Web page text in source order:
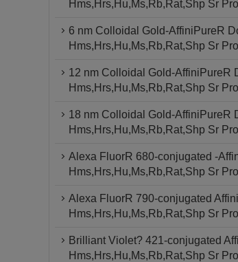
Hms,Hrs,Hu,Ms,Rb,Rat,Shp Sr
6 nm Colloidal Gold-AffiniPureR
Hms,Hrs,Hu,Ms,Rb,Rat,Shp Sr
12 nm Colloidal Gold-AffiniPureR
Hms,Hrs,Hu,Ms,Rb,Rat,Shp Sr
18 nm Colloidal Gold-AffiniPureR
Hms,Hrs,Hu,Ms,Rb,Rat,Shp Sr
Alexa FluorR 680-conjugated -
Hms,Hrs,Hu,Ms,Rb,Rat,Shp Sr
Alexa FluorR 790-conjugated
Hms,Hrs,Hu,Ms,Rb,Rat,Shp Sr
Brilliant Violet? 421-conjugated
Hms,Hrs,Hu,Ms,Rb,Rat,Shp Sr